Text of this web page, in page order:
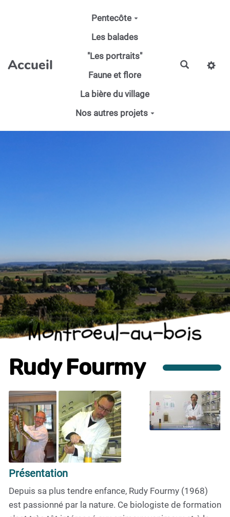
Aller au contenu principal
Accueil
Pentecôte
Les balades
"Les portraits"
Faune et flore
La bière du village
Nos autres projets
Montroeul-au-bois
Rudy Fourmy
Présentation
Depuis sa plus tendre enfance, Rudy Fourmy (1968)
est passionné par la nature. Ce biologiste de formation